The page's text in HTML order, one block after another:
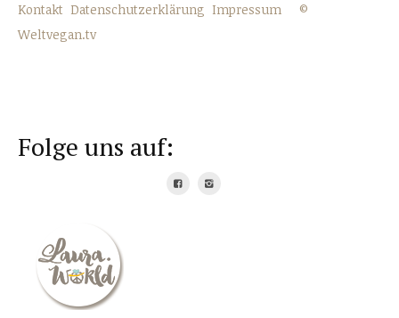
Kontakt Datenschutzerklärung Impressum
©
Weltvegan.tv
Folge uns auf: